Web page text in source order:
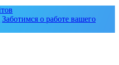
Заботимся о работе вашего